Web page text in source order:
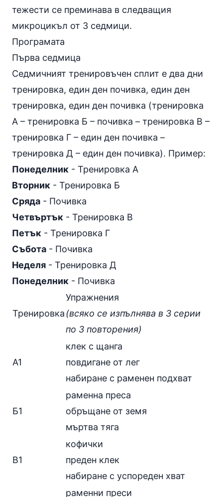
тежести се преминава в следващия
микроцикъл от 3 седмици.
Програмата
Първа седмица
Седмичният тренировъчен сплит е два дни
тренировка, един ден почивка, един ден
тренировка, един ден почивка (тренировка
А – тренировка Б – почивка – тренировка В –
тренировка Г – един ден почивка –
тренировка Д – един ден почивка). Пример:
Понеделник - Тренировка А
Вторник - Тренировка Б
Сряда - Почивка
Четвъртък - Тренировка В
Петък - Тренировка Г
Събота - Почивка
Неделя - Тренировка Д
Понеделник - Почивка
Тренировка
Упражнения
(всяко се изпълнява в 3 серии
по 3 повторения)
А1
клек с щанга
повдигане от лег
набиране с раменен подхват
Б1
раменна преса
обръщане от земя
мъртва тяга
В1
кофички
преден клек
набиране с успореден хват
раменни преси